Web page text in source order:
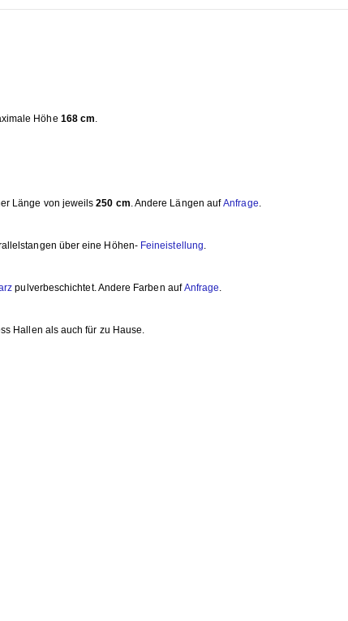
Höhe 168 cm
Länge von jeweils250 cm . Andere Längen aufAnfrage
über eine Höhen- Feineistellung
pulverbeschichtet. Andere Farben aufAnfrage
Hallen als auch für zu Hause.